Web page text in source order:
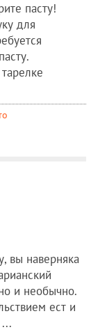
пасту!
для
вы наверняка
и необычно.
ест и